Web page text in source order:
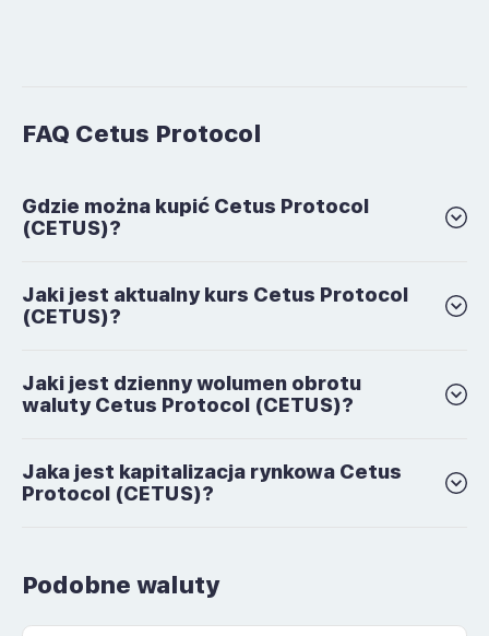
FAQ Cetus Protocol
Gdzie można kupić Cetus Protocol
(CETUS)?
Jaki jest aktualny kurs Cetus Protocol
(CETUS)?
Jaki jest dzienny wolumen obrotu
waluty Cetus Protocol (CETUS)?
Jaka jest kapitalizacja rynkowa Cetus
Protocol (CETUS)?
Podobne waluty